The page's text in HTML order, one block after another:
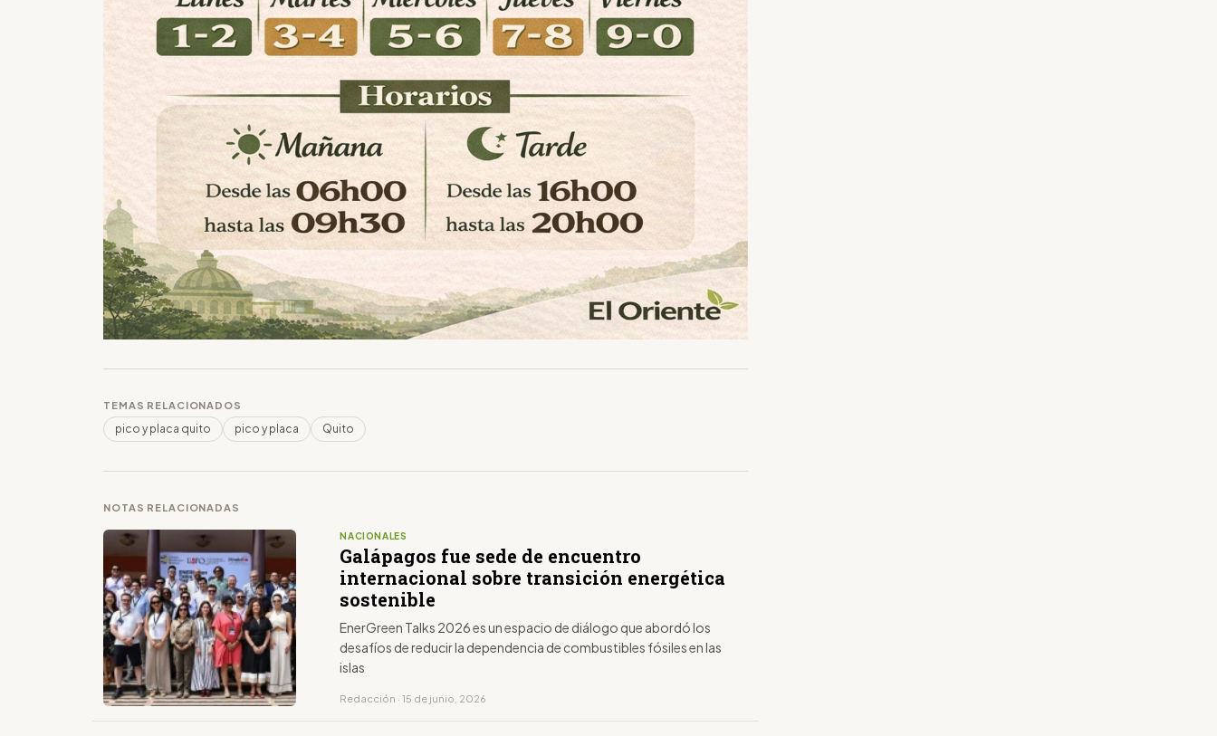
TEMAS RELACIONADOS
pico y placa quito pico y placa Quito
NOTAS RELACIONADAS
NACIONALES
Galápagos fue sede de encuentro
internacional sobre transición energética
sostenible
EnerGreen Talks 2026 es un espacio de diálogo que abordó los
desafíos de reducir la dependencia de combustibles fósiles en las
islas
Redacción · 15 de junio, 2026